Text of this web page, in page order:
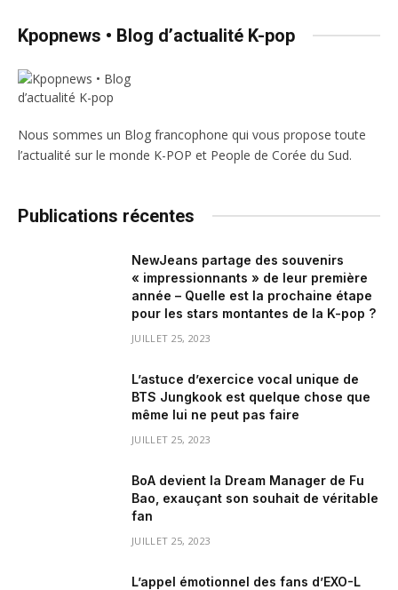
Kpopnews • Blog d’actualité K-pop
Nous sommes un Blog francophone qui vous propose toute
l’actualité sur le monde K-POP et People de Corée du Sud.
Publications récentes
NewJeans partage des souvenirs
« impressionnants » de leur première
année – Quelle est la prochaine étape
pour les stars montantes de la K-pop ?
JUILLET 25, 2023
L’astuce d’exercice vocal unique de
BTS Jungkook est quelque chose que
même lui ne peut pas faire
JUILLET 25, 2023
BoA devient la Dream Manager de Fu
Bao, exauçant son souhait de véritable
fan
JUILLET 25, 2023
L’appel émotionnel des fans d’EXO-L